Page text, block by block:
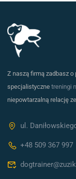
Z naszą firmą zadbasz o
specjalistyczne treningi
niepowtarzalną relację
ul.
+48 509 367 997